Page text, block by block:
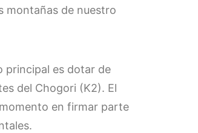
montañas de nuestro
principal es dotar de
del Chogori (K2). El
en firmar parte